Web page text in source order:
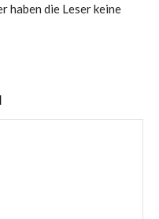
haben die Leser keine